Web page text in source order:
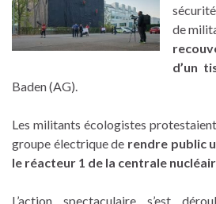
de
d’un
Baden (AG).
Les militants écologistes
groupe électrique de rendre public
le réacteur 1 de la centrale
L’action spectaculaire s’est